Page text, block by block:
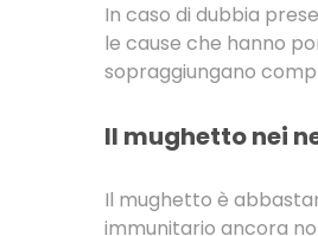
In caso di dubbia
le cause che hanno
sopraggiungano
Il mughetto nei
Il mughetto è
immunitario ancora